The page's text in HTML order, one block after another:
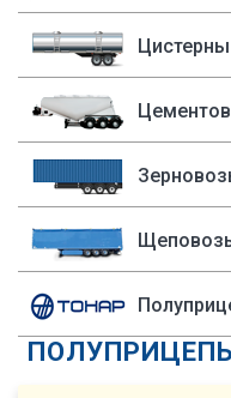
Fruehauf
Sacim
Shacman (Shaanxi)
OMSP
OMT
Grappar
Magyar
Menci
FTS
1995
1994
1993
1992
1991
1990
P340
P400
P440
R
R420
R440
R450
S500
Цистерны